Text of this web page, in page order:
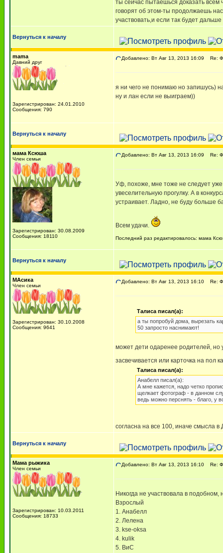
ты сейчас пытаешься доказать всем
говорят об этом-ты продолжаешь
участвовать,и если так будет
Вернуться к началу
mama
Давний друг
Зарегистрирован: 24.01.2010
Сообщения: 790
Добавлено: Вт Авг 13, 2013 16:09 Re:
я ни чего не понимаю но запишусь)
ну и лан если не выиграем))
Вернуться к началу
мама Ксюша
Член семьи
Зарегистрирован: 30.08.2009
Сообщения: 18110
Добавлено: Вт Авг 13, 2013 16:09 Re:
Уф, похоже, мне тоже не следует уже
увеселительную прогулку. А в
устраивает. Ладно, не буду больше
Всем удачи.
Последний раз редактировалось: мама
Вернуться к началу
МАсика
Член семьи
Зарегистрирован: 30.10.2008
Сообщения: 9641
Добавлено: Вт Авг 13, 2013 16:10 Re:
Талиса писал(а):
а ты попробуй дома, вырезать
50 запросто наснимают!
может дети одаренее родителей, но
засвечивается или карточка на пол
Талиса писал(а):
Анабелл писал(а):
А мне кажется, надо четко
щелкает фотограф - в данном
ведь можно перснять - благо, у
согласна на все 100, иначе смысла
Вернуться к началу
Мама рыжика
Член семьи
Зарегистрирован: 10.03.2011
Сообщения: 18733
Добавлено: Вт Авг 13, 2013 16:10 Re:
Никогда не участвовала в подобном,
Взрослый
1. Анабелл
2. Лелена
3. kse-oksa
4. kulik
5. ВиС